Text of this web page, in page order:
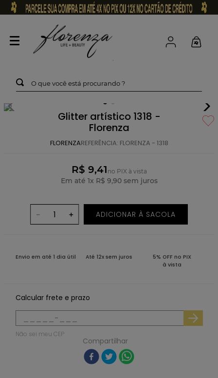
O que você está procurando ?
Glitter artístico 1318 -
Florenza
FLORENZAREFERÊNCIA: FLORENZA - 1318
R$ 9,41 no PIX à vista
Em até 1x R$ 9,90sem juros
＋
－ ADICIONAR À SACOLA
Envio em até 1 dia útil Até 12x sem juros
5% OFF no PIX
à vista
Calcular frete e prazo
Não sei meu CEP
Compartilhar